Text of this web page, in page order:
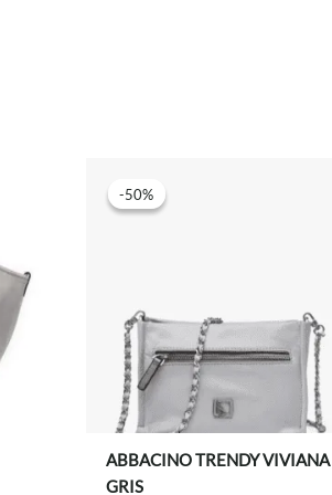
-50%
-50%
ABBACINO TRENDY VIVIANA
GRIS